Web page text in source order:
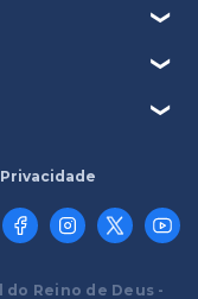
Reino de Deus -